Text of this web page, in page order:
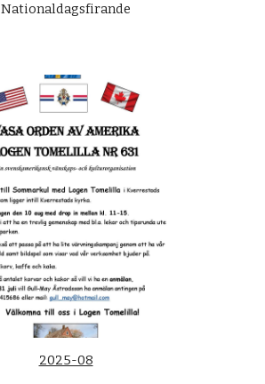
Nationaldagsfirande
2025-08